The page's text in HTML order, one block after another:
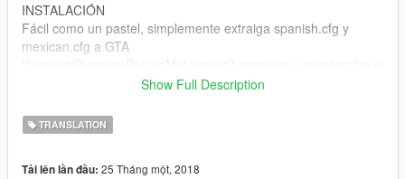
INSTALACIÓN
Fácil como un pastel, simplemente extraiga spanish.cfg y
mexican.cfg a GTA
Si alguien encuentra un texto roto traducido/mal traducido,
simplemente comente e informe un texto roto traducido/mal
Show Full Description
TRANSLATION
Tải lên lần đầu: 25 Tháng một, 2018